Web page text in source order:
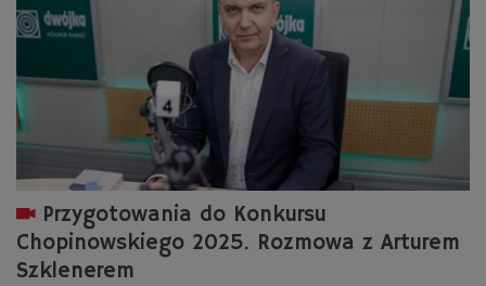
Przygotowania do Konkursu
Chopinowskiego 2025. Rozmowa z Arturem
Szklenerem